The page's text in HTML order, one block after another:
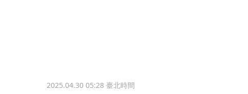
2025.04.30 05:28臺北時間